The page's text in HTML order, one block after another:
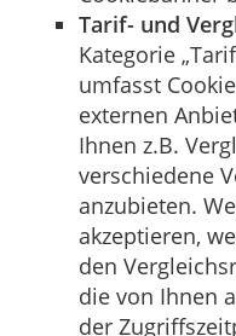
Tarif- und
Kategorie
umfasst
externen
Ihnen z.B.
verschiedene
anzubieten.
akzeptieren,
den
die von Ihnen
der